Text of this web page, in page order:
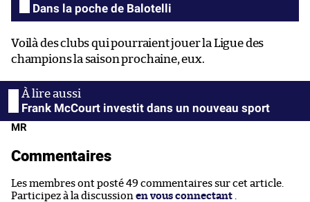
Dans la poche de Balotelli
Voilà des clubs qui pourraient jouer la Ligue des
champions la saison prochaine, eux.
Frank McCourt investit dans un nouveau sport
MR
Commentaires
Les membres ont posté 49 commentaires sur cet article.
Participez à la discussion en vous connectant